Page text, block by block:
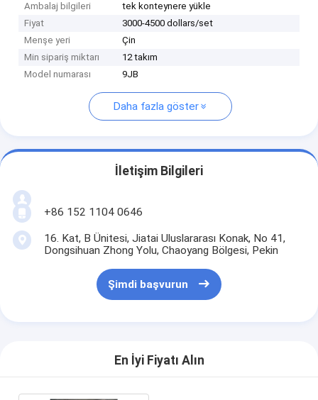
Ambalaj bilgileri
tek konteynere yükle
Fiyat
3000-4500 dollars/set
Menşe yeri
Çin
Min sipariş miktarı
12 takım
Model numarası
9JB
Daha fazla göster
İletişim Bilgileri
+86 152 1104 0646
16. Kat, B Ünitesi, Jiatai Uluslararası Konak, No 41,
Dongsihuan Zhong Yolu, Chaoyang Bölgesi, Pekin
Şimdi başvurun
En İyi Fiyatı Alın